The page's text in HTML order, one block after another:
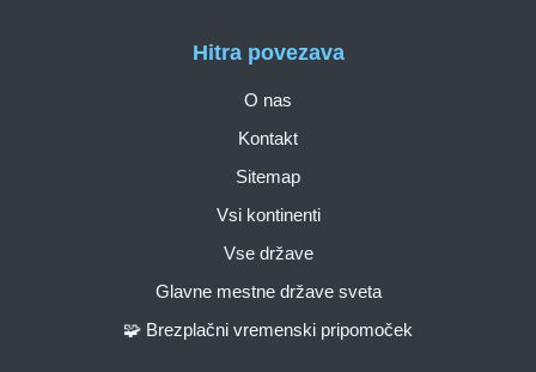
Hitra povezava
O nas
Kontakt
Sitemap
Vsi kontinenti
Vse države
Glavne mestne države sveta
🧩 Brezplačni vremenski pripomoček